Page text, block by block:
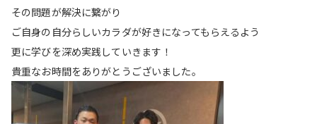
その問題が解決に繋がり
ご自身の自分らしいカラダが好きになってもらえるよう
更に学びを深め実践していきます！
貴重なお時間をありがとうございました。